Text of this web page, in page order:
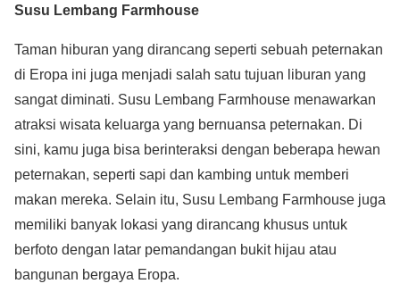
Susu Lembang Farmhouse
Taman hiburan yang dirancang seperti sebuah peternakan
di Eropa ini juga menjadi salah satu tujuan liburan yang
sangat diminati. Susu Lembang Farmhouse menawarkan
atraksi wisata keluarga yang bernuansa peternakan. Di
sini, kamu juga bisa berinteraksi dengan beberapa hewan
peternakan, seperti sapi dan kambing untuk memberi
makan mereka. Selain itu, Susu Lembang Farmhouse juga
memiliki banyak lokasi yang dirancang khusus untuk
berfoto dengan latar pemandangan bukit hijau atau
bangunan bergaya Eropa.